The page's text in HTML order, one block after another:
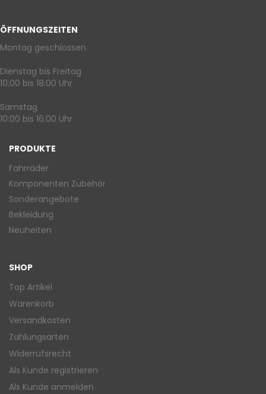
ÖFFNUNGSZEITEN
Montag geschlossen
Dienstag bis Freitag
10:00 bis 18:00 Uhr
Samstag
10:00 bis 16:00 Uhr
PRODUKTE
Fahrräder
Komponenten Zubehör
Sonderangebote
Bekleidung
Neuheiten
SHOP
Top Artikel
Warenkorb
Versandkosten
Zahlungsarten
Widerrufsrecht
Als Kunde registrieren
Als Kunde anmelden